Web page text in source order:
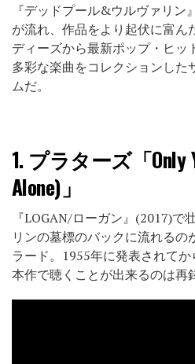
『デッドプール&ウルヴァリン
が流れ、作品をより起伏に富ん
ディーズから最新ポップ・ヒッ
多彩な楽曲をコレクションした
ムだ。
1. プラターズ「Only
Alone)」
『LOGAN/ローガン』(2017)で
リンの墓標のバックに流れる
ラード。1955年に発表されてか
本作で聴くことが出来るのは再